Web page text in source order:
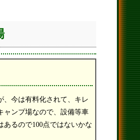
、今は有料化されて、キレ
ャンプ場なので、設備等車
るので100点ではないかな